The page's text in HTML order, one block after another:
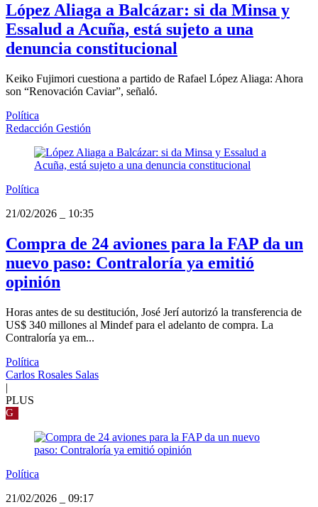
López Aliaga a Balcázar: si da Minsa y
Essalud a Acuña, está sujeto a una
denuncia constitucional
Keiko Fujimori cuestiona a partido de Rafael López Aliaga: Ahora
son “Renovación Caviar”, señaló.
Política
Redacción Gestión
Política
21/02/2026
10:35
Compra de 24 aviones para la FAP da un
nuevo paso: Contraloría ya emitió
opinión
Horas antes de su destitución, José Jerí autorizó la transferencia de
US$ 340 millones al Mindef para el adelanto de compra. La
Contraloría ya em...
Política
Carlos Rosales Salas
|
PLUS
G
Política
21/02/2026
09:17